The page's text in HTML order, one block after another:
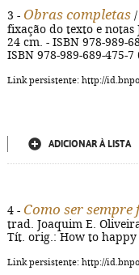
3 - Obras completas
fixação do texto e notas
24 cm. - ISBN 978-989-
ISBN 978-989-689-475-7
Link persistente: http://
ADICIONAR À LISTA
4 - Como ser sempre
trad. Joaquim E.
Tít. orig.: How to happy
Link persistente: http://